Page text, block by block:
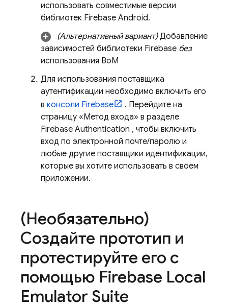
использовать совместимые версии
библиотек Firebase Android.
(Альтернативный вариант)Добавление
зависимостей библиотеки Firebase без
использования BoM
Для использования поставщика
аутентификации необходимо включить его
в консоли Firebase
. Перейдите на
страницу «Метод входа» в разделе
Firebase Authentication , чтобы включить
вход по электронной почте/паролю и
любые другие поставщики идентификации,
которые вы хотите использовать в своем
приложении.
(Необязательно)
Создайте прототип и
протестируйте его с
помощью Firebase Local
Emulator Suite